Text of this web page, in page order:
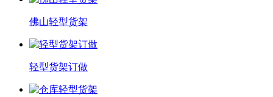
佛山轻型货架
轻型货架订做